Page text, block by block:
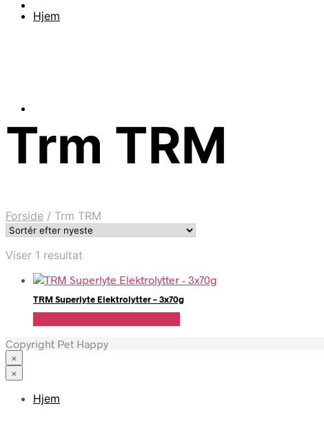
Hjem
Trm TRM
Forside / Trm TRM
Viser 1 resultat
TRM Superlyte Elektrolytter – 3x70g
Copyright Pet Happy
×
×
Hjem